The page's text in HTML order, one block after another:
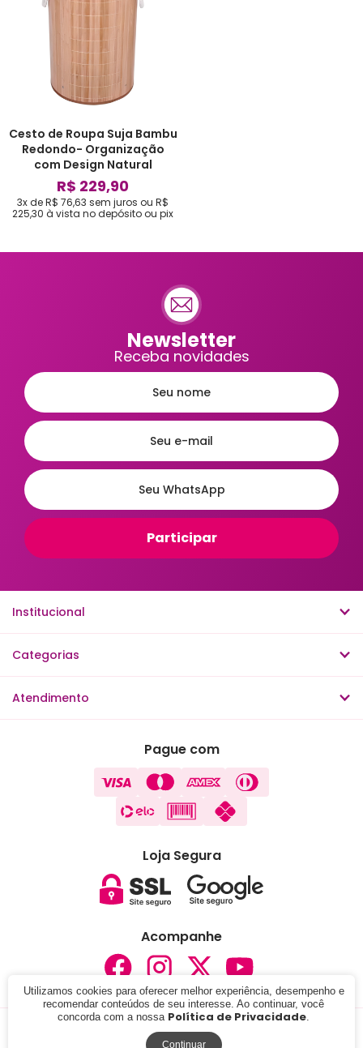
Cesto de Roupa Suja Bambu
Redondo- Organização
com Design Natural
R$ 229,90
3x de R$ 76,63 sem juros ou R$
225,30 à vista no depósito ou pix
Newsletter
Receba novidades
Institucional
Categorias
Atendimento
Pague com
Loja Segura
Acompanhe
os direitos reservados.
Utilizamos cookies para oferecer melhor experiência, desempenho e
recomendar conteúdos de seu interesse. Ao continuar, você
concorda com a nossa Política de Privacidade.
Continuar